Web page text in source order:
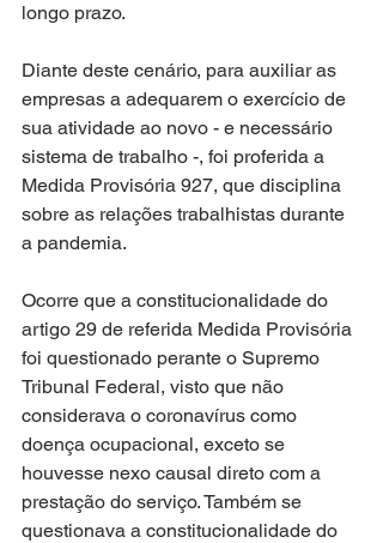
longo prazo.
Diante deste cenário, para auxiliar as
empresas a adequarem o exercício de
sua atividade ao novo - e necessário
sistema de trabalho -, foi proferida a
Medida Provisória 927, que disciplina
sobre as relações trabalhistas durante
a pandemia.
Ocorre que a constitucionalidade do
artigo 29 de referida Medida Provisória
foi questionado perante o Supremo
Tribunal Federal, visto que não
considerava o coronavírus como
doença ocupacional, exceto se
houvesse nexo causal direto com a
prestação do serviço. Também se
questionava a constitucionalidade do